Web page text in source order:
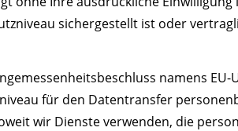
sichergestellt ist oder
namens EU-
für den Datentransfer
wir Dienste verwenden, die